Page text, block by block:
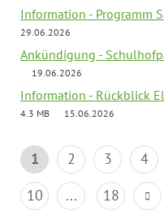
Information - Programm
29.06.2026
Ankündigung -
19.06.2026
Information - Rückblick
4.3 MB
15.06.2026
1 2 3 4
10
... 18